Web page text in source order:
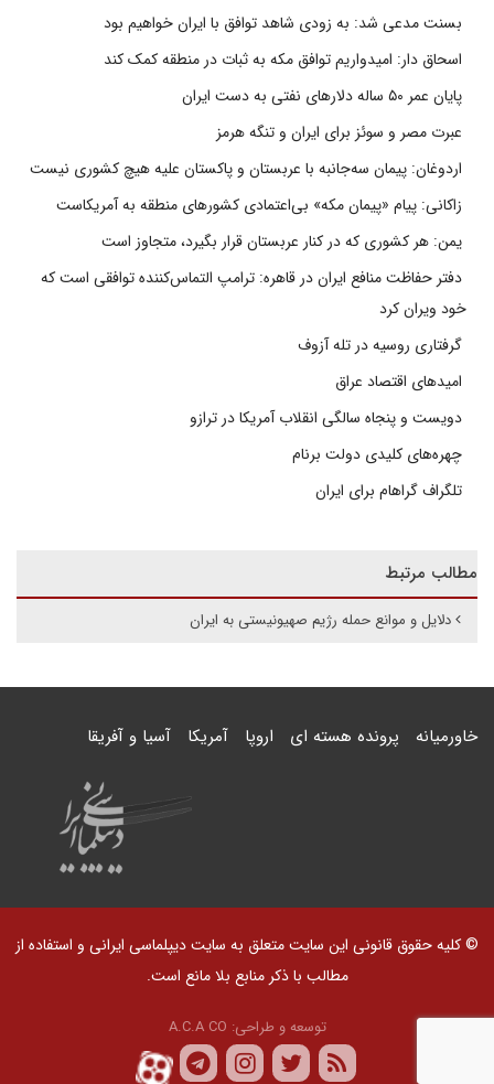
بسنت مدعی شد: به زودی شاهد توافق با ایران خواهیم بود
اسحاق دار: امیدواریم توافق مکه به ثبات در منطقه کمک کند
پایان عمر ۵۰ ساله دلارهای نفتی به دست ایران
عبرت مصر و سوئز برای ایران و تنگه هرمز
اردوغان: پیمان سه‌جانبه با عربستان و پاکستان علیه هیچ کشوری نیست
زاکانی: پیام «پیمان مکه» بی‌اعتمادی کشورهای منطقه به آمریکاست
یمن: هر کشوری که در کنار عربستان قرار بگیرد، متجاوز است
دفتر حفاظت منافع ایران در قاهره: ترامپ التماس‌کننده توافقی است که
خود ویران کرد
گرفتاری روسیه در تله آزوف
امیدهای اقتصاد عراق
دویست و پنجاه سالگی انقلاب آمریکا در ترازو
چهره‌های کلیدی دولت برنام
تلگراف گراهام برای ایران
مطالب مرتبط
دلایل و موانع حمله رژیم صهیونیستی به ایران
خاورمیانه پرونده هسته ای اروپا آمریکا آسیا و آفریقا
© کلیه حقوق قانونی این سایت متعلق به سایت دیپلماسی ایرانی و استفاده از
مطالب با ذکر منابع بلا مانع است.
توسعه و طراحی: A.C.A CO